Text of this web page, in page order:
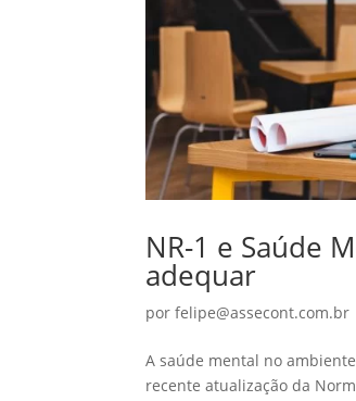
NR-1 e Saúde
adequar
porfelipe@assecont.com.br
A saúde mental no
recente atualização da